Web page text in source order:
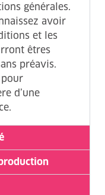
générales.
avoir
et les
êtres
préavis.
d’une